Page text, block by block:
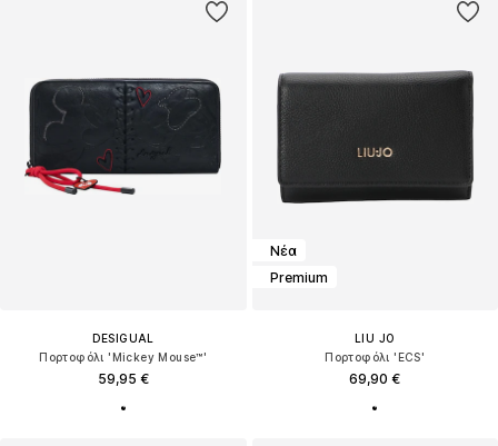
DESIGUAL
Πορτοφόλι 'Mickey Mouse™'
59,95 €
Νέα
Premium
LIU JO
Πορτοφόλι 'ECS'
69,90 €